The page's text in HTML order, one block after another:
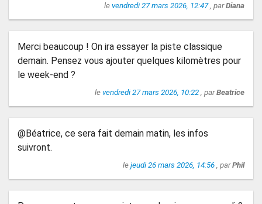
le vendredi 27 mars 2026, 12:47 , parDiana
Merci beaucoup ! On ira essayer la piste classique
demain. Pensez vous ajouter quelques kilomètres pour
le week-end ?
le vendredi 27 mars 2026, 10:22 , parBeatrice
@Béatrice, ce sera fait demain matin, les infos
suivront.
le jeudi 26 mars 2026, 14:56 , parPhil